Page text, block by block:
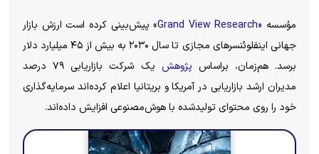
مؤسسه «Grand View Research» پیش‌بینی کرده است ارزش بازار
جهانی اینفلوئنسر‌های مجازی تا سال ۲۰۳۰ به بیش از ۴۵ میلیارد دلار
برسد. هم‌زمان، براساس پژوهش
یک شرکت بازاریابی ۷۹ درصد
مدیران ارشد بازاریابی در آمریکا و بریتانیا اعلام کرده‌اند سرمایه‌گذاری
خود را روی محتوای تولیدشده با هوش‌مصنوعی افزایش داده‌اند.